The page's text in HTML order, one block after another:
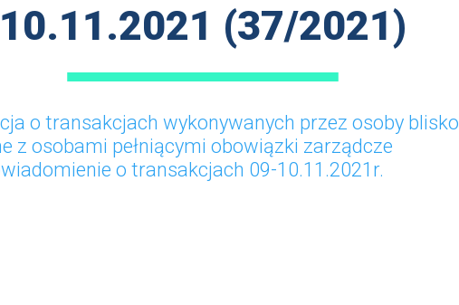
10.11.2021 (37/2021)
o transakcjach wykonywanych przez osoby blisko
z osobami pełniącymi obowiązki zarządcze
o transakcjach 09-10.11.2021r.